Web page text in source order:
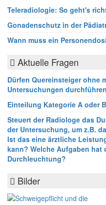
Teleradiologie: So geht's
Gonadenschutz in der
Wann muss ein
Aktuelle Fragen
Dürfen Quereinsteiger ohne
Untersuchungen
Einteilung Kategorie A oder
Steuert der Radiologe das
der Untersuchung, um z.B.
Ist das eine ärztliche
kann? Welche Aufgaben hat
Durchleuchtung?
Bilder